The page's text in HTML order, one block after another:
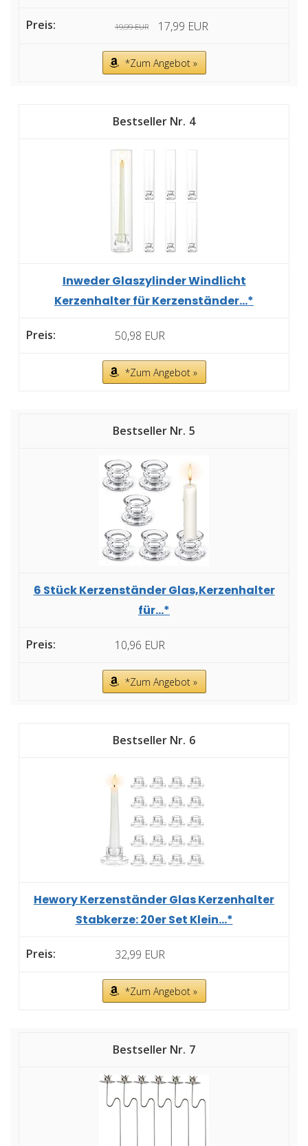
19,99 EUR 17,99 EUR
*Zum Angebot »
4
Inweder Glaszylinder Windlicht
Kerzenhalter für Kerzenständer...*
50,98 EUR
*Zum Angebot »
5
6 Stück Kerzenständer Glas,Kerzenhalter
für...*
10,96 EUR
*Zum Angebot »
6
Hewory Kerzenständer Glas Kerzenhalter
Stabkerze: 20er Set Klein...*
32,99 EUR
*Zum Angebot »
7